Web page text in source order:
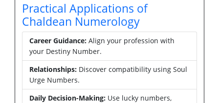
Practical Applications of
Chaldean Numerology
Career Guidance: Align your profession with
your Destiny Number.
Relationships: Discover compatibility using Soul
Urge Numbers.
Daily Decision-Making: Use lucky numbers,